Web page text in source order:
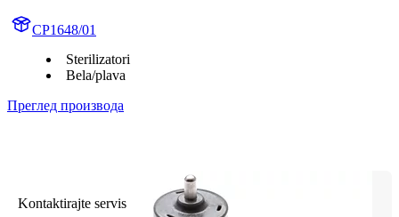
CP1648/01
Sterilizatori
Bela/plava
Преглед производа
Kontaktirajte servis